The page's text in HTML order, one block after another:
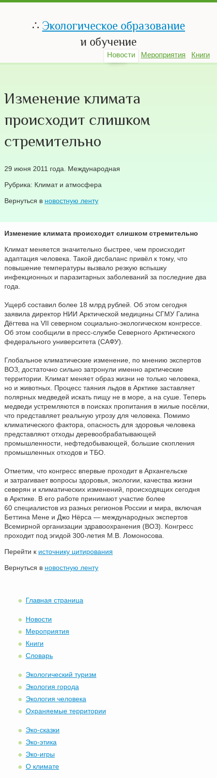
∴ Экологическое образование
и обучение
Новости Мероприятия Книги
Изменение климата
происходит слишком
стремительно
29 июня 2011 года. Международная
Рубрика: Климат и атмосфера
Вернуться в новостную ленту
Изменение климата происходит слишком стремительно
Климат меняется значительно быстрее, чем происходит
адаптация человека. Такой дисбаланс привёл к тому, что
повышение температуры вызвало резкую вспышку
инфекционных и паразитарных заболеваний за последние два
года.
Ущерб составил более 18 млрд рублей. Об этом сегодня
заявила директор НИИ Арктической медицины СГМУ Галина
Дёгтева на VII северном социально-экологическом конгрессе.
Об этом сообщили в пресс-службе Северного Арктического
федерального университета (САФУ).
Глобальное климатические изменение, по мнению экспертов
ВОЗ, достаточно сильно затронули именно арктические
территории. Климат меняет образ жизни не только человека,
но и животных. Процесс таяния льдов в Арктике заставляет
полярных медведей искать пищу не в море, а на суше. Теперь
медведи устремляются в поисках пропитания в жилые посёлки,
что представляет реальную угрозу для человека. Помимо
климатического фактора, опасность для здоровья человека
представляют отходы деревообрабатывающей
промышленности, нефтедобывающей, большие скопления
промышленных отходов и ТБО.
Отметим, что конгресс впервые проходит в Архангельске
и затрагивает вопросы здоровья, экологии, качества жизни
северян и климатических изменений, происходящих сегодня
в Арктике. В его работе принимают участие более
60 специалистов из разных регионов России и мира, включая
Беттина Мене и Джо Нёрса — международных экспертов
Всемирной организации здравоохранения (ВОЗ). Конгресс
проходит под эгидой 300-летия М.В. Ломоносова.
Перейти к источнику цитирования
Вернуться в новостную ленту
Главная страница
Новости
Мероприятия
Книги
Словарь
Экологический туризм
Экология города
Экология человека
Охраняемые территории
Эко-сказки
Эко-этика
Эко-игры
О климате